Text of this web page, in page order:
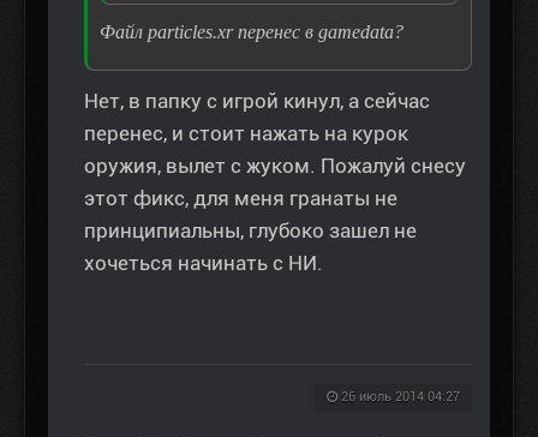
Файл particles.xr перенес в gamedata?
Нет, в папку с игрой кинул, а сейчас
перенес, и стоит нажать на курок
оружия, вылет с жуком. Пожалуй снесу
этот фикс, для меня гранаты не
принципиальны, глубоко зашел не
хочеться начинать с НИ.
26 июль 2014 04:27